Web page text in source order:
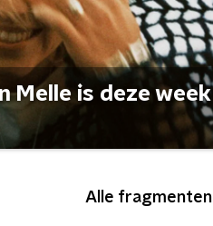
Melle is deze week
Alle fragmenten